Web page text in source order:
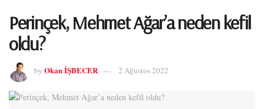
Perinçek, Mehmet Ağar’a neden kefil
oldu?
by Okan İŞBECER 2 Ağustos 2022